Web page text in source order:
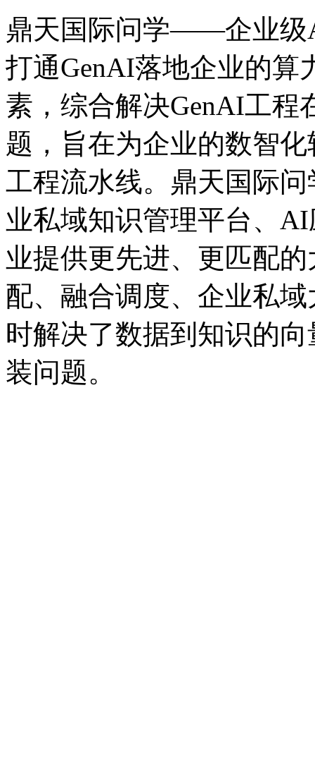
鼎天国际问学——企业级
打通GenAI落地企业的算力
素，综合解决GenAI工程在
题，旨在为企业的数
工程流水线。鼎天国际问
业私域知识管理平台、
业提供更先进、更匹配
配、融合调度、企业
时解决了数据到知识的
装问题。